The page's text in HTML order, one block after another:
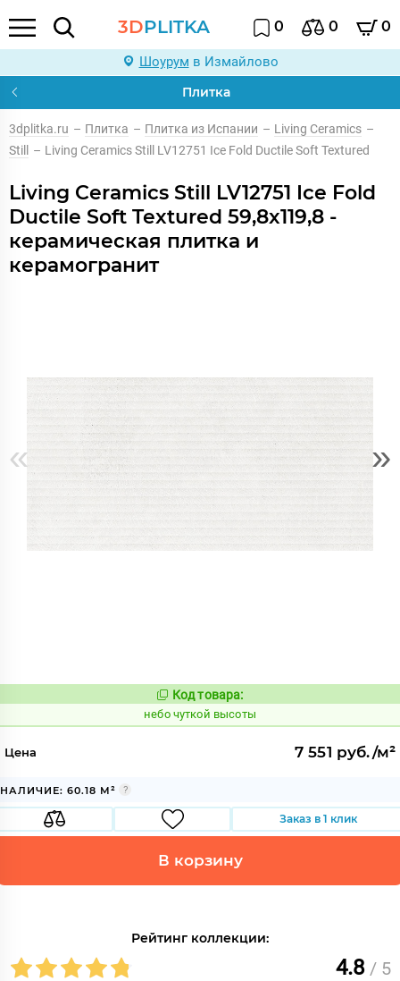
3DPLITKA 0 0 0
Шоурум в Измайлово
Плитка
3dplitka.ru – Плитка – Плитка из Испании – Living Ceramics –
Still
– Living Ceramics Still LV12751 Ice Fold Ductile Soft Textured
Living Ceramics Still LV12751 Ice Fold
Ductile Soft Textured 59,8x119,8 -
керамическая плитка и
керамогранит
« »
Код:
1124007
Код товара:
небо чуткой высоты
Цена 7 551 руб./м²
НАЛИЧИЕ: 60.18 М²
Заказ в 1 клик
В корзину
Рейтинг коллекции:
4.8 / 5